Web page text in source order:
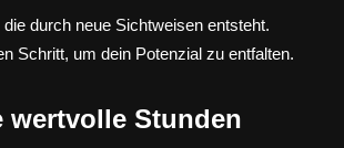
die durch neue Sichtweisen entsteht.
Schritt, um dein Potenzial zu entfalten.
wertvolle Stunden